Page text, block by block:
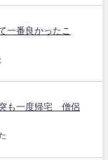
一番良かったこ
突も一度帰宅 僧侶